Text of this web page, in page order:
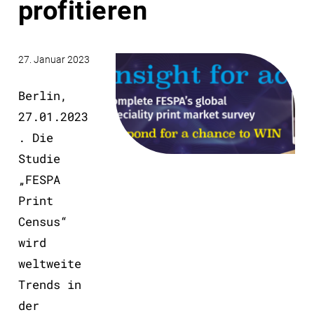
profitieren
27. Januar 2023
Berlin,
27.01.2023
. Die
Studie
„FESPA
Print
Census“
wird
weltweite
Trends in
der